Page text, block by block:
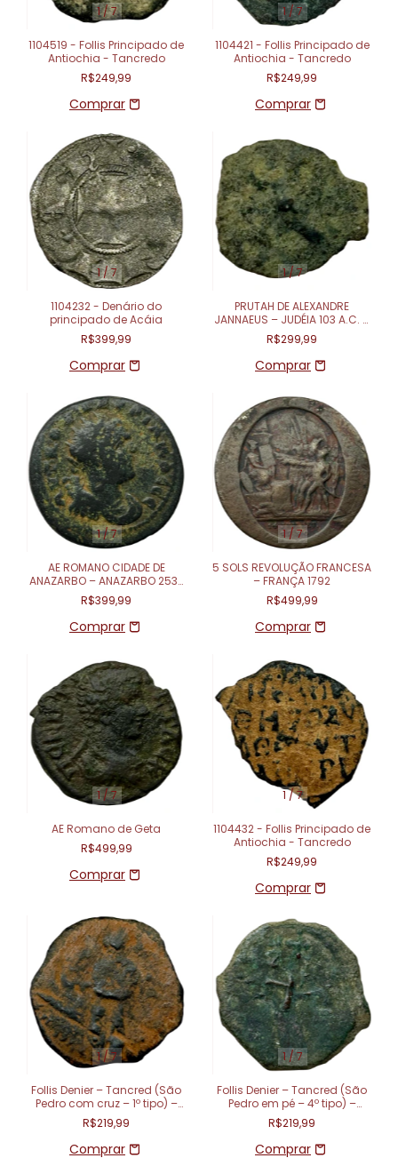
1/7
1104519 - Follis Principado de
Antiochia - Tancredo
R$249,99
1/7
1104421 - Follis Principado de
Antiochia - Tancredo
R$249,99
1/7
1104232 - Denário do
principado de Acáia
R$399,99
1/7
PRUTAH DE ALEXANDRE
JANNAEUS – JUDÉIA 103 A.C. –
76 A.C.
R$299,99
1/7
AE ROMANO CIDADE DE
ANAZARBO – ANAZARBO 253-
254
R$399,99
1/7
5 SOLS REVOLUÇÃO FRANCESA
– FRANÇA 1792
R$499,99
1/7
AE Romano de Geta
R$499,99
1/7
1104432 - Follis Principado de
Antiochia - Tancredo
R$249,99
1/7
Follis Denier – Tancred (São
Pedro com cruz – 1º tipo) –
Principado de Antioquia
(1104 - 1112)
R$219,99
1 /7
Follis Denier – Tancred (São
Pedro em pé – 4º tipo) –
Principado de Antioquia (1101
- 1112)
R$219,99